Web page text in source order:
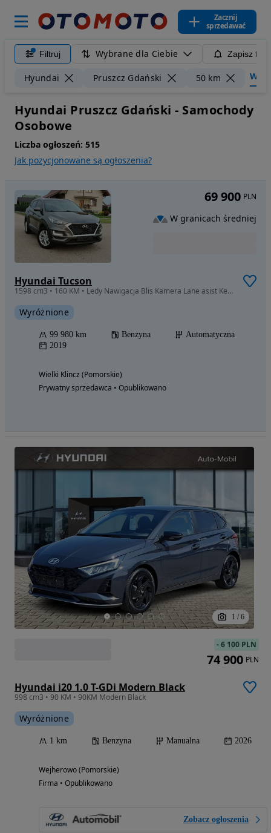
Zacznij
sprzedawać
Filtruj Wybrane dla Ciebie Zapisz
Hyundai Pruszcz Gdański 50 km
Hyundai Pruszcz Gdański - Samochody
Osobowe
Liczba ogłoszeń: 515
Jak pozycjonowane są ogłoszenia?
Hyundai Tucson
1598 cm3 • 160 KM • Ledy Nawigacja Blis Kamera Lane asist Keyles
Wyróżnione
99 980 km Benzyna
Automatyczna
2019
Wielki Klincz (Pomorskie)
Prywatny sprzedawca • Opublikowano
69 900 PLN
W granicach średniej
1 / 6
Hyundai i20 1.0 T-GDi Modern Black
998 cm3 • 90 KM • 90KM Modern Black
Wyróżnione
1 km Benzyna Manualna 2026
Wejherowo (Pomorskie)
Firma • Opublikowano
Zobacz ogłoszenia
-6 100 PLN
74 900 PLN